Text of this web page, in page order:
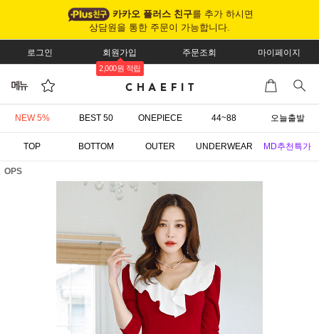
카카오 플러스 친구를 추가 하시면
상담원을 통한 주문이 가능합니다.
로그인 회원가입
2,000원 적립
주문조회 마이페이지
NEW 5% BEST 50 ONEPIECE 44~88 오늘출발
TOP BOTTOM OUTER UNDERWEAR MD추천특가
OPS